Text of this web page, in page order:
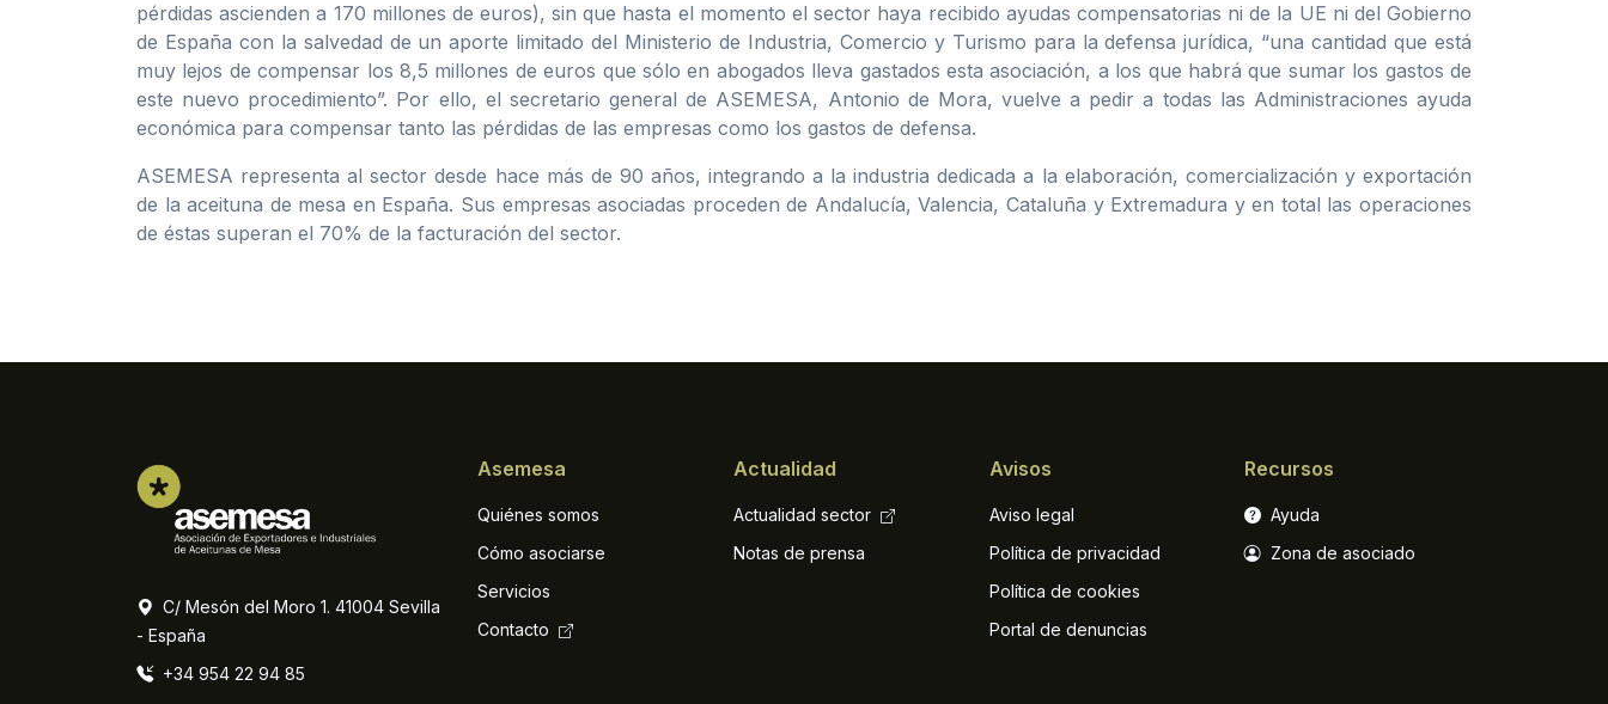
pérdidas ascienden a 170 millones de euros), sin que hasta el momento el sector haya recibido ayudas compensatorias ni de la UE ni del Gobierno
de España con la salvedad de un aporte limitado del Ministerio de Industria, Comercio y Turismo para la defensa jurídica, “una cantidad que está
muy lejos de compensar los 8,5 millones de euros que sólo en abogados lleva gastados esta asociación, a los que habrá que sumar los gastos de
este nuevo procedimiento”. Por ello, el secretario general de ASEMESA, Antonio de Mora, vuelve a pedir a todas las Administraciones ayuda
económica para compensar tanto las pérdidas de las empresas como los gastos de defensa.
ASEMESA representa al sector desde hace más de 90 años, integrando a la industria dedicada a la elaboración, comercialización y exportación
de la aceituna de mesa en España. Sus empresas asociadas proceden de Andalucía, Valencia, Cataluña y Extremadura y en total las operaciones
de éstas superan el 70% de la facturación del sector.
C/ Mesón del Moro 1. 41004 Sevilla
- España
+34 954 22 94 85
Asemesa
Quiénes somos
Cómo asociarse
Servicios
Contacto
Actualidad
Actualidad sector
Notas de prensa
Avisos
Aviso legal
Política de privacidad
Política de cookies
Portal de denuncias
Recursos
Ayuda
Zona de asociado